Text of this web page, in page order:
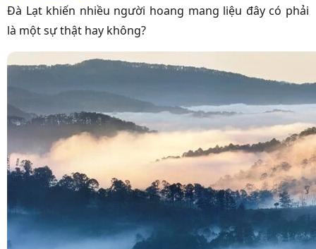
Đà Lạt khiến nhiều người hoang mang liệu đây có phải
là một sự thật hay không?